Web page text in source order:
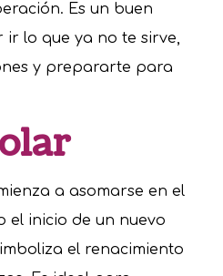
Es un buen
lo que ya no te sirve,
y prepararte para
a asomarse en el
el inicio de un nuevo
el renacimiento